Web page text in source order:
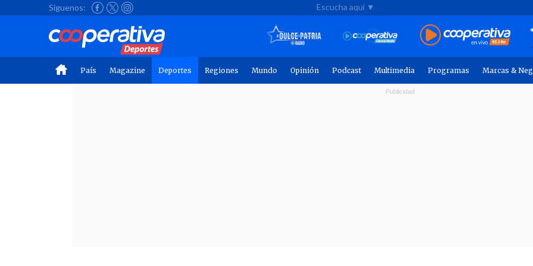
Síguenos: Escucha aquí ▼
País Magazine Deportes Regiones Mundo Opinión Podcast Multimedia Programas Marcas &